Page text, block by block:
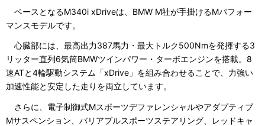
ベースとなるM340i xDriveは、BMW M社が手掛けるMパフォー
マンスモデルです。
心臓部には、最高出力387馬力・最大トルク500Nmを発揮する3
リッター直列6気筒BMWツインパワー・ターボエンジンを搭載。8
速ATと4輪駆動システム「xDrive」を組み合わせることで、力強い
加速性能と安定した走りを両立しています。
さらに、電子制御式Mスポーツデファレンシャルやアダプティブ
Mサスペンション、バリアブルスポーツステアリング、レッドキャ